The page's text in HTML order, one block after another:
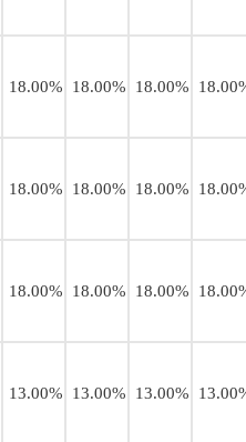
18.00% 18.00% 18.00%
18.00% 18.00% 18.00%
18.00% 18.00% 18.00%
13.00% 13.00% 13.00%